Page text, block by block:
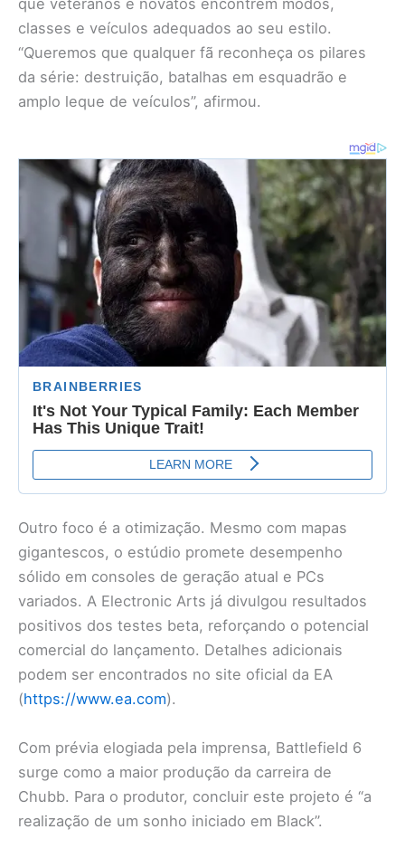
classes e veículos adequados ao seu estilo.
“Queremos que qualquer fã reconheça os pilares
da série: destruição, batalhas em esquadrão e
amplo leque de veículos”, afirmou.
Outro foco é a otimização. Mesmo com mapas
gigantescos, o estúdio promete desempenho
sólido em consoles de geração atual e PCs
variados. A Electronic Arts já divulgou resultados
positivos dos testes beta, reforçando o potencial
comercial do lançamento. Detalhes adicionais
podem ser encontrados no site oficial da EA
(https://www.ea.com).
Com prévia elogiada pela imprensa, Battlefield 6
surge como a maior produção da carreira de
Chubb. Para o produtor, concluir este projeto é “a
realização de um sonho iniciado em Black”.